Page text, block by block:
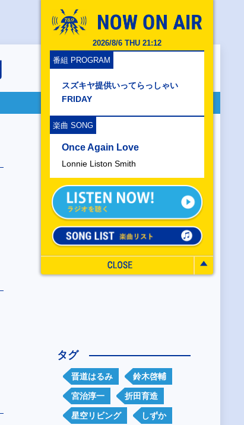
2026/8/6 THU 21:12
番組 PROGRAM
スズキヤ提供いってらっしゃい
FRIDAY
楽曲 SONG
Once Again Love
Lonnie Liston Smith
タグ
晋道はるみ 鈴木啓輔
宮治淳一 折田育造
星空リビング しずか